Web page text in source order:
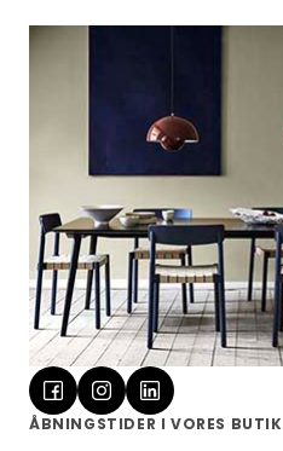
ÅBNINGSTIDER I VORES BUTIK